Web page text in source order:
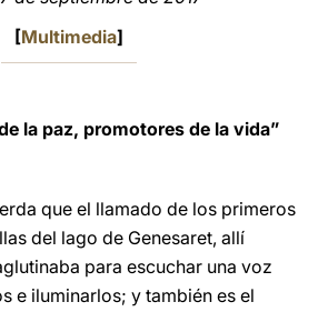
[Multimedia]
la paz, promotores de la vida”
que el llamado de los primeros
del lago de Genesaret, allí
para escuchar una voz
e iluminarlos; y también es el